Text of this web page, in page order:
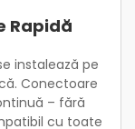
Rapidă
instalează pe
Conectoare
– fără
cu toate